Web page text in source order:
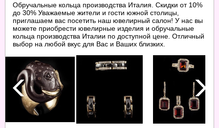
Обручальные кольца производства Италия. Скидки от 10%
до 30% Уважаемые жители и гости южной столицы,
приглашаем вас посетить наш ювелирный салон! У нас вы
можете приобрести ювелирные изделия и обручальные
кольца производства Италии по доступной цене. Отличный
выбор на любой вкус для Вас и Ваших близких.